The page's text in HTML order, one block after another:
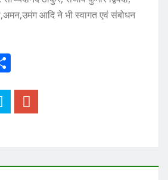
आदि ने भी स्वागत एवं संबोधन
re